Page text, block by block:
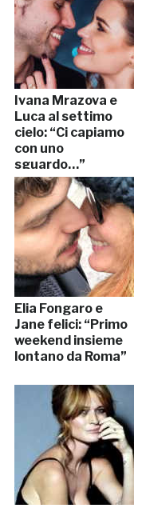
Ivana Mrazova e
Luca al settimo
cielo: “Ci capiamo
con uno
sguardo…”
Elia Fongaro e
Jane felici: “Primo
weekend insieme
lontano da Roma”